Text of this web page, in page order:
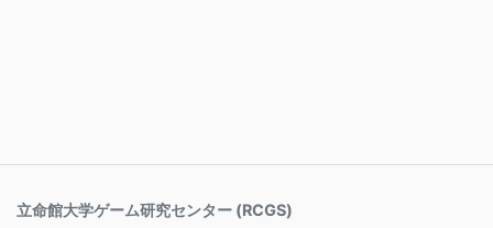
立命館大学ゲーム研究センター (RCGS)